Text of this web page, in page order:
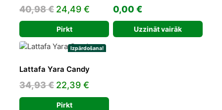
40,98€ Original
price
was:
40,98 €.
24,49 € Current
price
is:
24,49 €.
Pirkt
0,00 €
Uzzināt vairāk
Izpārdošana!
Lattafa Yara Candy
34,93€ Original
price
22,39 €
price
Pirkt